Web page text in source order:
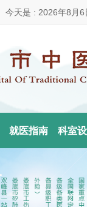
今天是 : 2026年8月6
就医指南 科室